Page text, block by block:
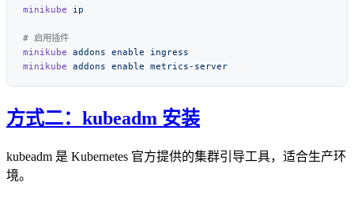
minikube
minikube addons enable
minikube addons enable
方式二：kubeadm 安装
kubeadm 是 Kubernetes 官方提供的集群引导工具，适合生产环
境。